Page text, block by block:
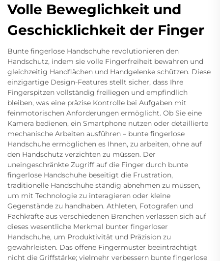
Volle Beweglichkeit und
Geschicklichkeit der Finger
Bunte fingerlose Handschuhe revolutionieren den
Handschutz, indem sie volle Fingerfreiheit bewahren und
gleichzeitig Handflächen und Handgelenke schützen. Diese
einzigartige Design-Features stellt sicher, dass Ihre
Fingerspitzen vollständig freiliegen und empfindlich
bleiben, was eine präzise Kontrolle bei Aufgaben mit
feinmotorischen Anforderungen ermöglicht. Ob Sie eine
Kamera bedienen, ein Smartphone nutzen oder detaillierte
mechanische Arbeiten ausführen – bunte fingerlose
Handschuhe ermöglichen es Ihnen, zu arbeiten, ohne auf
den Handschutz verzichten zu müssen. Der
uneingeschränkte Zugriff auf die Finger durch bunte
fingerlose Handschuhe beseitigt die Frustration,
traditionelle Handschuhe ständig abnehmen zu müssen,
um mit Technologie zu interagieren oder kleine
Gegenstände zu handhaben. Athleten, Fotografen und
Fachkräfte aus verschiedenen Branchen verlassen sich auf
dieses wesentliche Merkmal bunter fingerloser
Handschuhe, um Produktivität und Präzision zu
gewährleisten. Das offene Fingermuster beeinträchtigt
nicht die Griffstärke; vielmehr verbessern bunte fingerlose